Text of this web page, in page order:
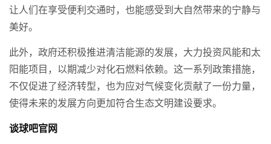
让人们在享受便利交通时，也能感受到大自然带来的宁静与
美好。
此外，政府还积极推进清洁能源的发展，大力投资风能和太
阳能项目，以期减少对化石燃料依赖。这一系列政策措施，
不仅促进了经济转型，也为应对气候变化贡献了一份力量，
使得未来的发展方向更加符合生态文明建设要求。
谈球吧官网